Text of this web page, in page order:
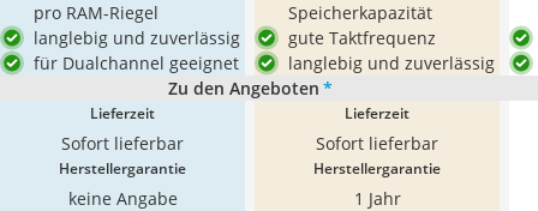
pro RAM-Riegel
langlebig und zuverlässig
für Dualchannel geeignet
Speicherkapazität
gute Taktfrequenz
langlebig und zuverlässig
Zu den Angeboten *
Lieferzeit
Sofort lieferbar
Lieferzeit
Sofort lieferbar
Herstellergarantie
keine Angabe
Herstellergarantie
1 Jahr